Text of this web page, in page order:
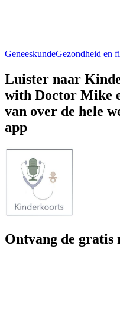
GeneeskundeGezondheid en
Luister naar
with Doctor Mike
van over de hele
app
Ontvang de gratis